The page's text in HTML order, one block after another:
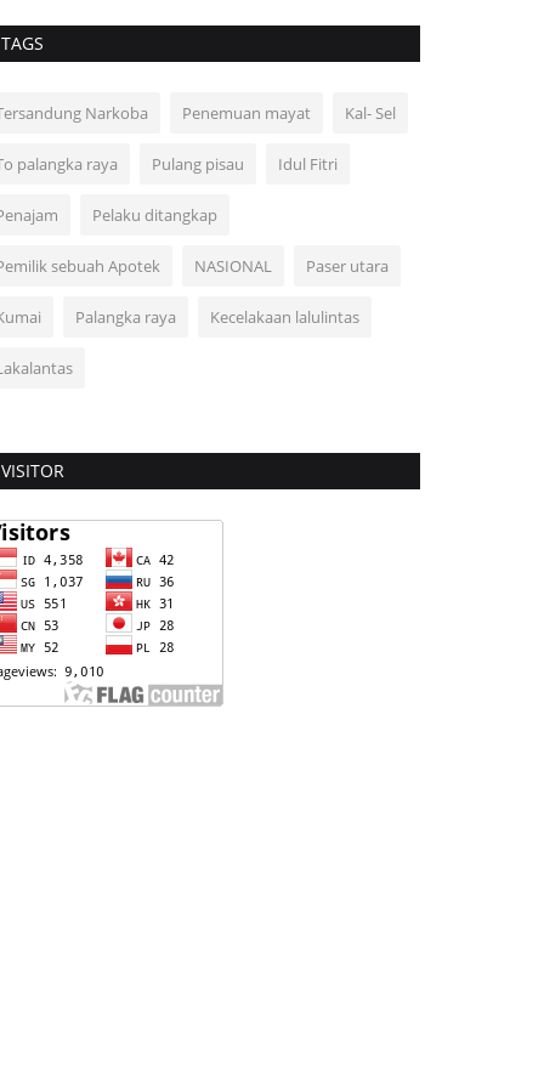
TAGS
Narkoba Penemuan mayat Kal- Sel
palangka raya Pulang pisau Idul Fitri
Pelaku ditangkap
sebuah Apotek NASIONAL Paser utara
Palangka raya Kecelakaan lalulintas
VISITOR